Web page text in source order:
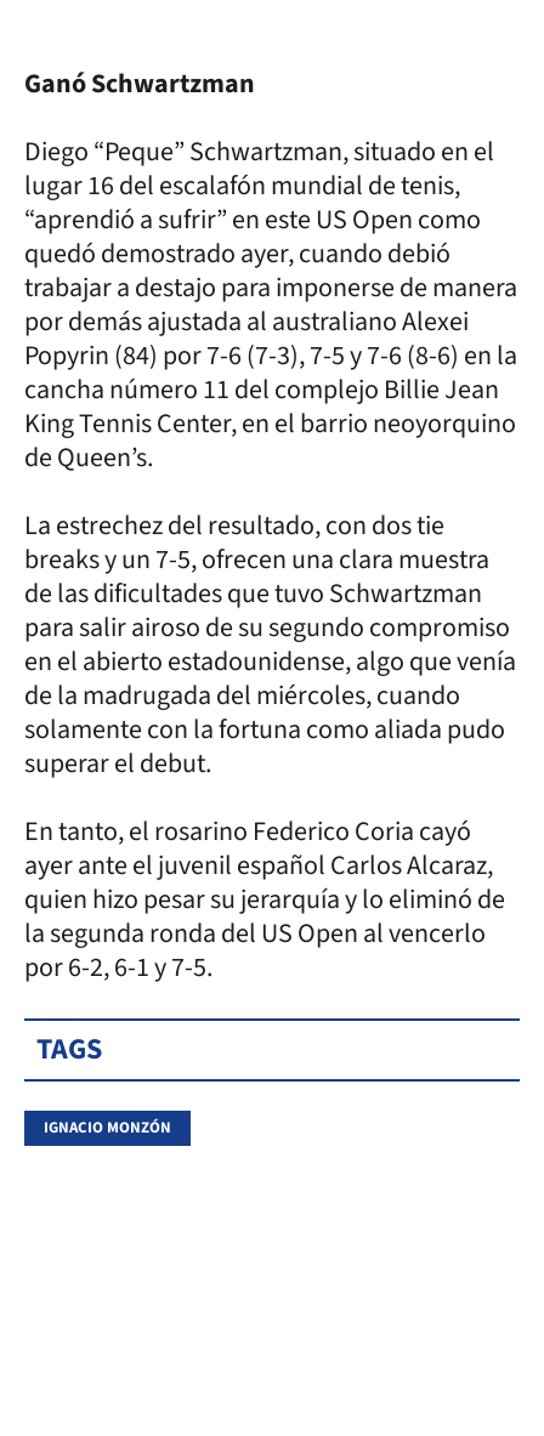
Ganó Schwartzman
Diego “Peque” Schwartzman, situado en el
lugar 16 del escalafón mundial de tenis,
“aprendió a sufrir” en este US Open como
quedó demostrado ayer, cuando debió
trabajar a destajo para imponerse de manera
por demás ajustada al australiano Alexei
Popyrin (84) por 7-6 (7-3), 7-5 y 7-6 (8-6) en la
cancha número 11 del complejo Billie Jean
King Tennis Center, en el barrio neoyorquino
de Queen’s.
La estrechez del resultado, con dos tie
breaks y un 7-5, ofrecen una clara muestra
de las dificultades que tuvo Schwartzman
para salir airoso de su segundo compromiso
en el abierto estadounidense, algo que venía
de la madrugada del miércoles, cuando
solamente con la fortuna como aliada pudo
superar el debut.
En tanto, el rosarino Federico Coria cayó
ayer ante el juvenil español Carlos Alcaraz,
quien hizo pesar su jerarquía y lo eliminó de
la segunda ronda del US Open al vencerlo
por 6-2, 6-1 y 7-5.
TAGS
IGNACIO MONZÓN